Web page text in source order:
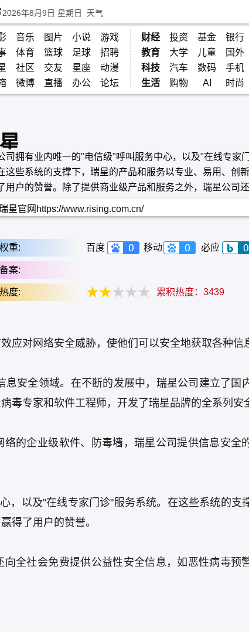
2026年8月9日 星期日 天气
音乐 图片 小说
游戏
体育 篮球 足球
招聘
社区 交友 星座
动漫
微博 直播 办公 论坛
财经 投资 基金 银行
教育
大学 儿童 国外
科技
汽车 数码 手机
生活
购物 AI 时尚
司拥有业内唯一的"电信级"呼叫服务中心，以及"在线专家
这些系统的支撑下，瑞星的产品和服务以专业、易用、创新
用户的赞誉。除了提供商业级产品和服务之外，瑞星公司
益性安全信息.
星官网https://www.rising.com.cn/
重: 百度 移动 必应
案:
度: 累积热度： 3439
应对网络安全威胁，使他们可以安全地获取各种信
安全领域。在不断的发展中，瑞星公司建立了国
毒专家和软件工程师，开发了瑞星品牌的全系列安
的企业级软件、防毒墙，瑞星公司提供信息安全
，以及"在线专家门诊"服务系统。在这些系统的支
得了用户的赞誉。
全社会免费提供公益性安全信息，如恶性病毒预